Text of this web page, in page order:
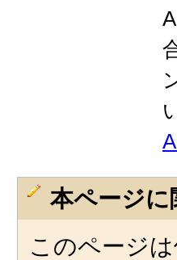
本ページ
このページ